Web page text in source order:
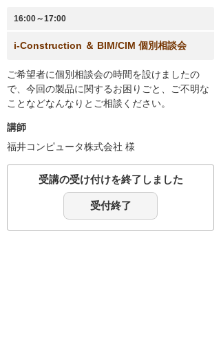
16:00～17:00
i-Construction ＆ BIM/CIM 個別相談会
ご希望者に個別相談会の時間を設けましたの
で、今回の製品に関するお困りごと、ご不明な
ことなどなんなりとご相談ください。
講師
福井コンピュータ株式会社 様
受講の受け付けを終了しました
受付終了